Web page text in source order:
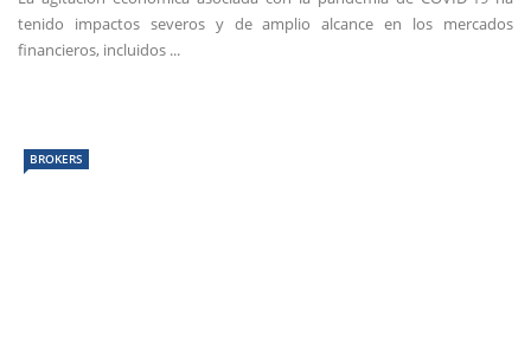
tenido impactos severos y de amplio alcance en los mercados
financieros, incluidos ...
BROKERS